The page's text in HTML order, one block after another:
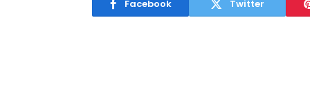
Facebook Twitter